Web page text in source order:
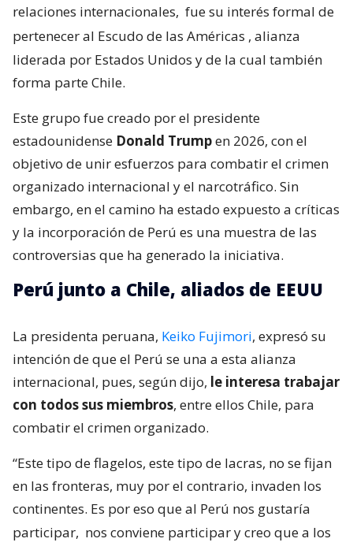
relaciones internacionales, fue su interés formal de
pertenecer al Escudo de las Américas , alianza
liderada por Estados Unidos y de la cual también
forma parte Chile.
Este grupo fue creado por el presidente
estadounidense Donald Trumpen 2026, con el
objetivo de unir esfuerzos para combatir el crimen
organizado internacional y el narcotráfico. Sin
embargo, en el camino ha estado expuesto a críticas
y la incorporación de Perú es una muestra de las
controversias que ha generado la iniciativa.
Perú junto a Chile, aliados de EEUU
La presidenta peruana, Keiko Fujimori, expresó su
intención de que el Perú se una a esta alianza
internacional, pues, según dijo, le interesa trabajar
con todos sus miembros, entre ellos Chile, para
combatir el crimen organizado.
“Este tipo de flagelos, este tipo de lacras, no se fijan
en las fronteras, muy por el contrario, invaden los
continentes. Es por eso que al Perú nos gustaría
participar, nos conviene participar y creo que a los